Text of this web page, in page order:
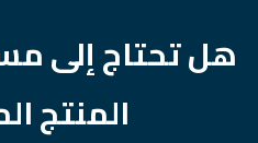
هل تحتاج إلى
المنتج